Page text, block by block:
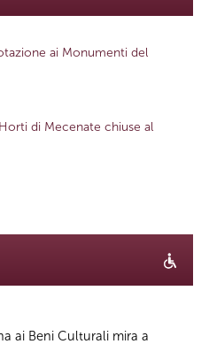
ai Monumenti del
di Mecenate chiuse al
ai Beni Culturali mira a